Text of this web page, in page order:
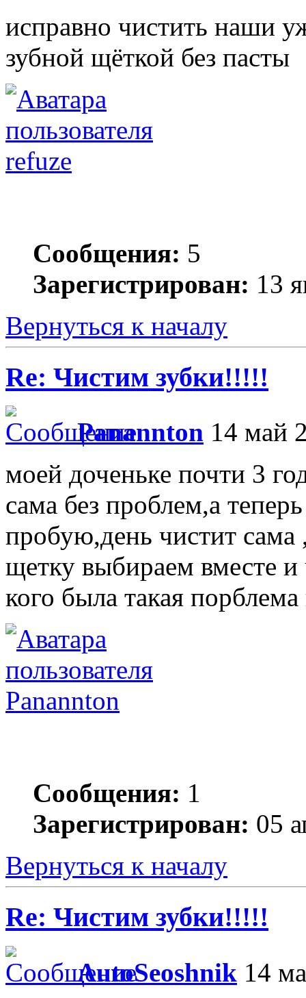
исправно чистить наши
зубной щёткой без пасты
refuze
Сообщения: 5
Зарегистрирован: 13
Вернуться к началу
Re: Чистим зубки!!!!!
Panannton 14 май
моей доченьке почти 3
сама без проблем,а
пробую,день чистит сама
щетку выбираем вместе
кого была такая
Panannton
Сообщения: 1
Зарегистрирован: 05
Вернуться к началу
Re: Чистим зубки!!!!!
AutoSeoshnik 14